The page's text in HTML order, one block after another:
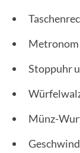
Metronom
Stoppuhr
Münz-